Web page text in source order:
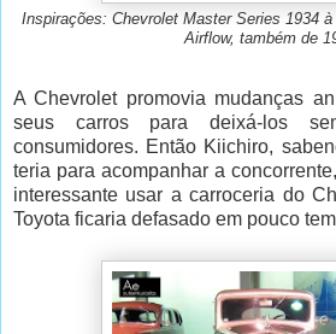
Inspirações: Chevrolet Master Series 1934
Airflow, também de
A Chevrolet promovia mudanças
seus carros para deixá-los
consumidores. Então Kiichiro,
teria para acompanhar a
interessante usar a carroceria do
Toyota ficaria defasado em pouco